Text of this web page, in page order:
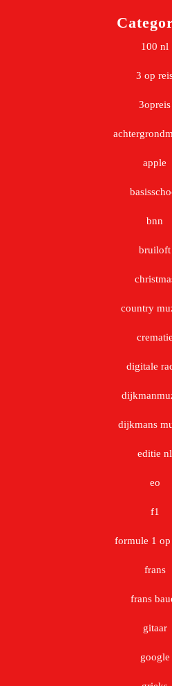
100 nl
3 op
3opreis
apple
bnn
bruiloft
country
crematie
digitale
dijkmans
editie nl
eo
f1
formule 1
frans
frans
gitaar
google